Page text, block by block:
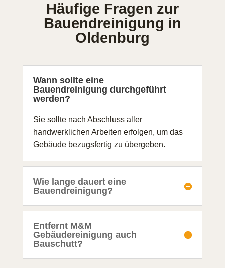
Häufige Fragen zur
Bauendreinigung in
Oldenburg
Wann sollte eine
Bauendreinigung durchgeführt
werden?
Sie sollte nach Abschluss aller
handwerklichen Arbeiten erfolgen, um das
Gebäude bezugsfertig zu übergeben.
Wie lange dauert eine
Bauendreinigung?
Entfernt M&M
Gebäudereinigung auch
Bauschutt?